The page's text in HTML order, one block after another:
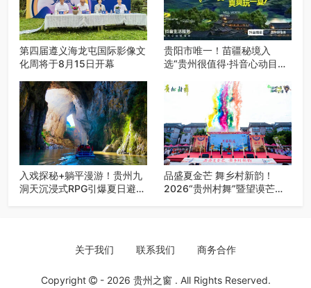
第四届遵义海龙屯国际影像文
化周将于8月15日开幕
贵阳市唯一！苗疆秘境入
选“贵州很值得·抖音心动目的
赴一场秘境之约
入戏探秘+躺平漫游！贵州九
洞天沉浸式RPG引爆夏日避暑
品盛夏金芒 舞乡村新韵！
2026“贵州村舞”暨望谟芒果
关于我们 联系我们 商务合作
Copyright - 2026 贵州之窗 . All Rights Reserved.